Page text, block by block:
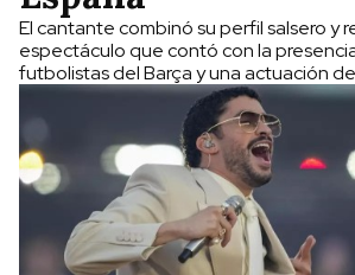
El cantante combinó su perfil salsero y
espectáculo que contó con la
futbolistas del Barça y una actuación